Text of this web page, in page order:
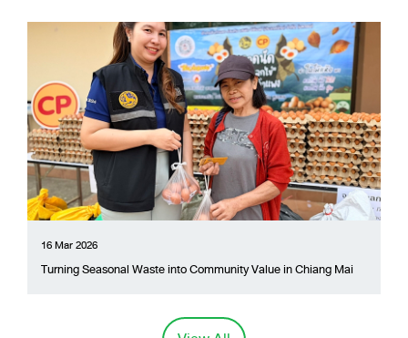
16 Mar 2026
Turning Seasonal Waste into Community Value in Chiang Mai